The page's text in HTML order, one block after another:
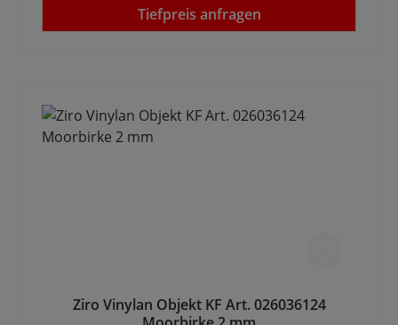
Tiefpreis anfragen
Ziro Vinylan Objekt KF Art. 026036124